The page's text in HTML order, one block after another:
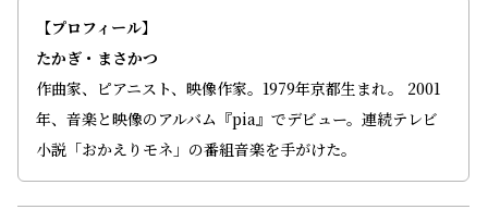
【プロフィール】
たかぎ・まさかつ
作曲家、ピアニスト、映像作家。1979年京都生まれ。 2001
年、音楽と映像のアルバム『pia』でデビュー。連続テレビ
小説「おかえりモネ」の番組音楽を手がけた。